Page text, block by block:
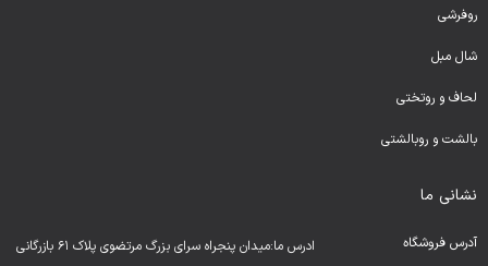
روفرشی
شال مبل
لحاف و روتختی
بالشت و روبالشتی
نشانی ما
آدرس فروشگاه
ادرس ما:میدان پنجراه سرای بزرگ مرتضوی پلاک ۶۱ بازرگانی